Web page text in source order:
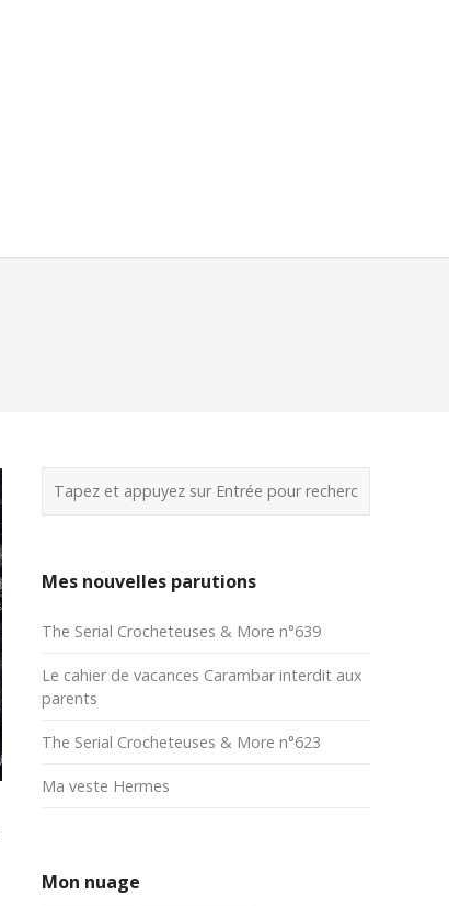
Mes nouvelles parutions
The Serial Crocheteuses & More n°639
Le cahier de vacances Carambar interdit aux
parents
The Serial Crocheteuses & More n°623
Ma veste Hermes
Mon nuage